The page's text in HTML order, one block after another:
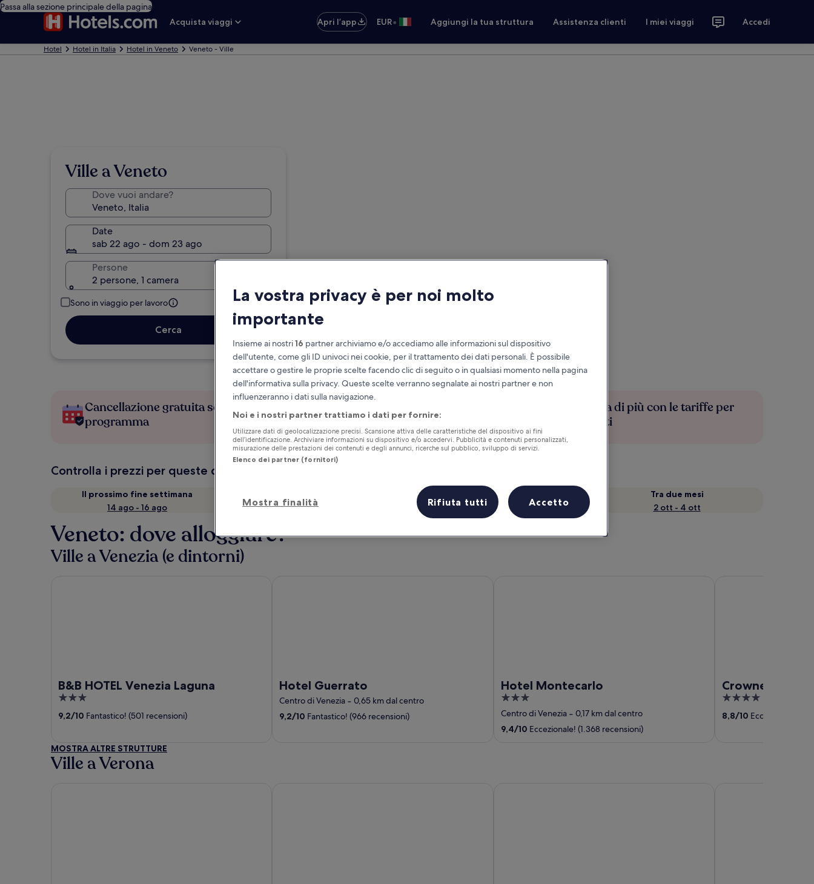
Passa alla sezione principale della pagina
Acquista viaggi
Apri l’app EUR• Aggiungi la tua struttura Assistenza clienti I miei viaggi Accedi
Hotel Hotel in Italia Hotel in Veneto Veneto - Ville
Ville a Veneto
Dove vuoi andare?
Date
sab 22 ago - dom 23 ago
Persone
2 persone, 1 camera
Sono in viaggio per lavoro
Cerca
Cancellazione gratuita se cambi
programma
soggiorno
Risparmia di più con le tariffe per
soli iscritti
Controlla i prezzi per queste date
Il prossimo fine settimana
14 ago - 16 ago
21 ago - 23 ago
Tra un mese
4 set - 6 set
Tra due mesi
2 ott - 4 ott
Veneto: dove alloggiare?
Ville a Venezia (e dintorni)
B&B HOTEL Venezia Laguna
3
out
of
9,2/10 Fantastico! (501 recensioni)
Hotel Guerrato
Centro di Venezia ‐ 0,65 km dal centro
9,2/10 Fantastico! (966 recensioni)
Hotel Montecarlo
3
out
of
5
Centro di Venezia ‐ 0,17 km dal centro
9,4/10 Eccezionale! (1.368 recensioni)
Crowne Plaza
4
out
of
8,8/10 Eccellente!
MOSTRA ALTRE STRUTTURE
Ville a Verona
La vostra privacy è per noi molto
importante
Insieme ai nostri16 partner archiviamo e/o accediamo alle informazioni sul dispositivo
dell'utente, come gli ID univoci nei cookie, per il trattamento dei dati personali. È possibile
accettare o gestire le proprie scelte facendo clic di seguito o in qualsiasi momento nella pagina
dell'informativa sulla privacy. Queste scelte verranno segnalate ai nostri partner e non
influenzeranno i dati sulla navigazione.
Noi e i nostri partner trattiamo i dati per fornire:
Utilizzare dati di geolocalizzazione precisi. Scansione attiva delle caratteristiche del dispositivo ai fini
dell’identificazione. Archiviare informazioni su dispositivo e/o accedervi. Pubblicità e contenuti personalizzati,
misurazione delle prestazioni dei contenuti e degli annunci, ricerche sul pubblico, sviluppo di servizi.
Elenco dei partner (fornitori)
Mostra finalità Rifiuta tutti Accetto